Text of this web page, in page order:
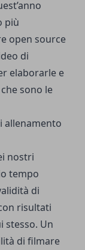
più
open source
di
elaborarle e
sono le
nostri
tempo
di
risultati
stesso. Un
di filmare